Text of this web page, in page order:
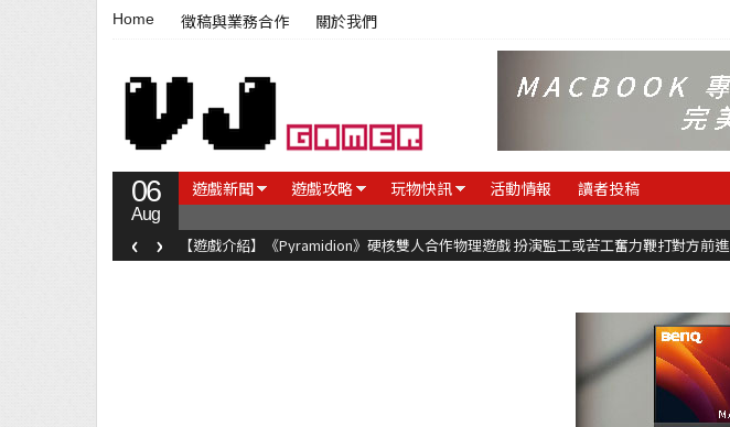
Home 徵稿與業務合作 關於我們
06
Aug
遊戲新聞 遊戲攻略 玩物快訊 活動情報 讀者投稿
【遊戲介紹】《Pyramidion》硬核雙人合作物理遊戲 扮演監工或苦工奮力鞭打對方前進
‹ ›